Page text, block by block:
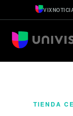
VIX
TIENDA